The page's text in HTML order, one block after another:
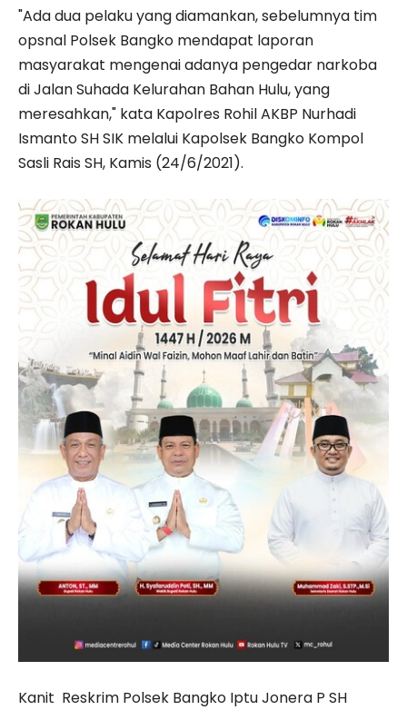
"Ada dua pelaku yang diamankan, sebelumnya tim
opsnal Polsek Bangko mendapat laporan
masyarakat mengenai adanya pengedar narkoba
di Jalan Suhada Kelurahan Bahan Hulu, yang
meresahkan," kata Kapolres Rohil AKBP Nurhadi
Ismanto SH SIK melalui Kapolsek Bangko Kompol
Sasli Rais SH, Kamis (24/6/2021).
Kanit Reskrim Polsek Bangko Iptu Jonera P SH